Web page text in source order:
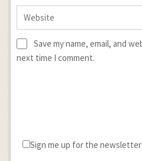
Save my name, email, and
next time I comment.
Sign me up for the